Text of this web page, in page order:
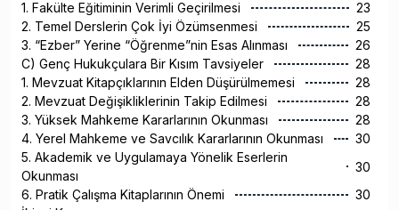
1. Fakülte Eğitiminin Verimli Geçirilmesi
23
2. Temel Derslerin Çok İyi Özümsenmesi
25
3. “Ezber” Yerine “Öğrenme”nin Esas Alınması
26
C) Genç Hukukçulara Bir Kısım Tavsiyeler
28
1. Mevzuat Kitapçıklarının Elden Düşürülmemesi
28
2. Mevzuat Değişikliklerinin Takip Edilmesi
28
3. Yüksek Mahkeme Kararlarının Okunması
28
4. Yerel Mahkeme ve Savcılık Kararlarının Okunması
30
5. Akademik ve Uygulamaya Yönelik Eserlerin
Okunması
30
6. Pratik Çalışma Kitaplarının Önemi
30